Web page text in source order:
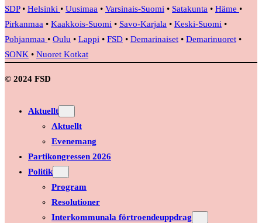
SDP• Helsinki • Uusimaa • Varsinais-Suomi • Satakunta • Häme •
Pirkanmaa • Kaakkois-Suomi • Savo-Karjala • Keski-Suomi •
Pohjanmaa • Oulu • Lappi • FSD • Demarinaiset • Demarinuoret •
SONK • Nuoret Kotkat
© 2024 FSD
Aktuellt
Aktuellt
Evenemang
Partikongressen 2026
Politik
Program
Resolutioner
Interkommunala förtroendeuppdrag